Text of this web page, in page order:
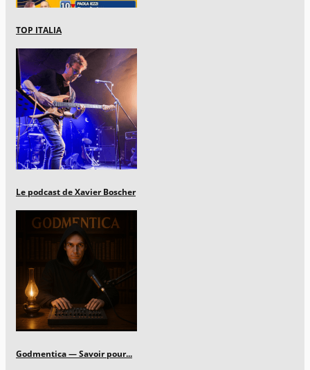
TOP ITALIA
Le podcast de Xavier Boscher
Godmentica — Savoir pour...